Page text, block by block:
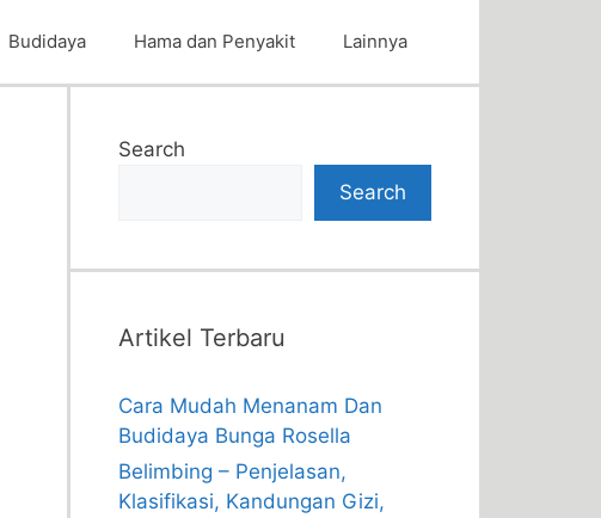
Budidaya Hama dan Penyakit Lainnya
Search
Search
Artikel Terbaru
Cara Mudah Menanam Dan
Budidaya Bunga Rosella
Belimbing – Penjelasan,
Klasifikasi, Kandungan Gizi,